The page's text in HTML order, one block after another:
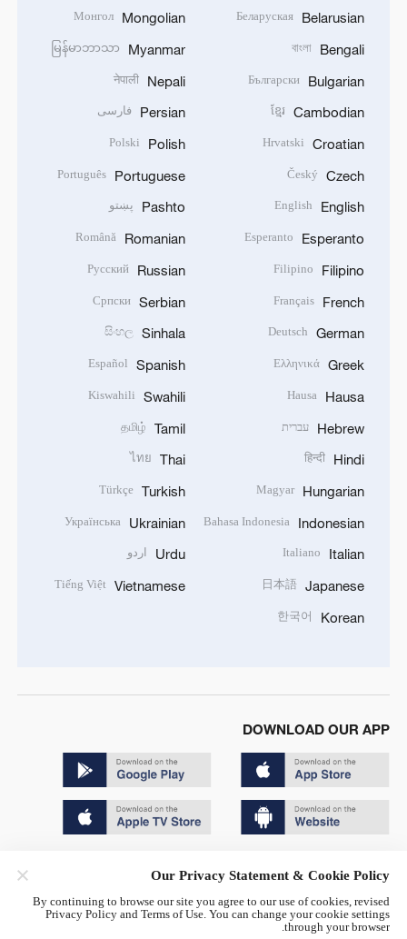
Belarusian
Беларуская
Bengali
বাংলা
Bulgarian
Български
Cambodian
ខ្មែរ
Croatian
Hrvatski
Czech
Český
English
English
Esperanto
Esperanto
Filipino
Filipino
French
Français
German
Deutsch
Greek
Ελληνικά
Hausa
Hausa
Hebrew עברית
Hindi
हिन्दी
Hungarian
Magyar
Indonesian
Bahasa Indonesia
Italian
Italiano
Japanese
日本語
Korean
한국어
Mongolian
Монгол
Myanmar
မြန်မာဘာသာ
Nepali
नेपाली
Persian فارسی
Polish
Polski
Portuguese
Português
Pashto پښتو
Romanian
Română
Russian
Русский
Serbian
Српски
Sinhala
සිංහල
Spanish
Español
Swahili
Kiswahili
Tamil
தமிழ்
Thai
ไทย
Turkish
Türkçe
Ukrainian
Українська
Urdu اردو
Vietnamese
Tiếng Việt
DOWNLOAD OUR APP
京公网安备 11010502050052号
Our Privacy Statement & Cookie Policy
By continuing to browse our site you agree to our use of cookies, revised
Privacy Policy and Terms of Use. You can change your cookie settings
through your browser.